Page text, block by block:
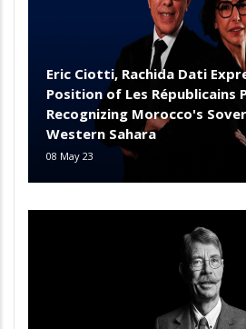
Eric Ciotti, Rachida Dati
Position of Les Républicains
Recognizing Morocco's
Western Sahara
08 May 23